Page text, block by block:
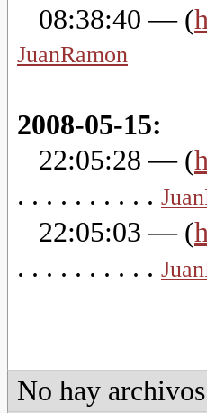
08:38:40 — (
JuanRamon
2008-05-15:
22:05:28 — (
. . . . . . . . . .
22:05:03 — (
. . . . . . . . . .
No hay